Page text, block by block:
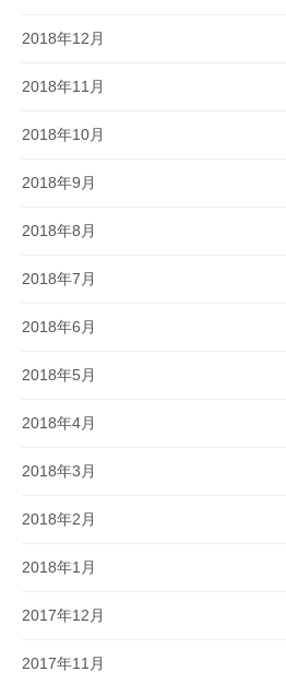
2018年12月
2018年11月
2018年10月
2018年9月
2018年8月
2018年7月
2018年6月
2018年5月
2018年4月
2018年3月
2018年2月
2018年1月
2017年12月
2017年11月